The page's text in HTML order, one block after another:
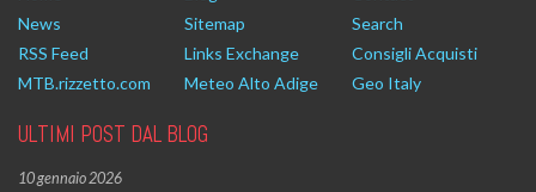
News
Sitemap
Search
RSS Feed
Links Exchange
Consigli Acquisti
MTB.rizzetto.com
Meteo Alto Adige Geo Italy
ULTIMI POST DAL BLOG
10 gennaio 2026